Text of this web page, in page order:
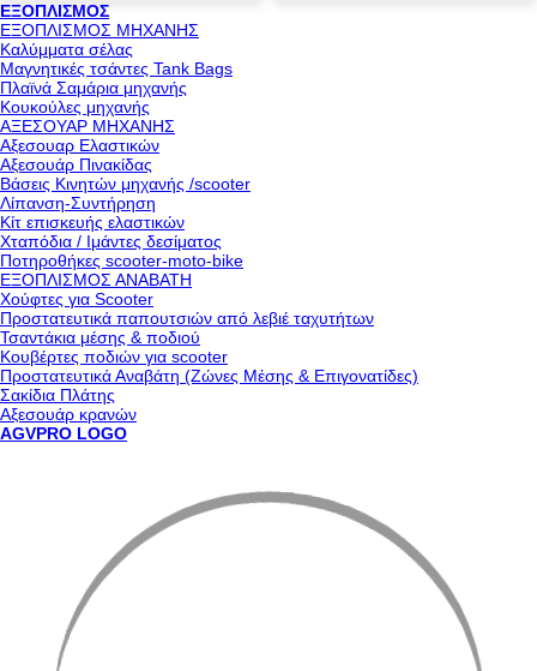
ΕΞΟΠΛΙΣΜΟΣ
ΕΞΟΠΛΙΣΜΟΣ ΜΗΧΑΝΗΣ
Καλύμματα σέλας
Μαγνητικές τσάντες Tank Bags
Πλαϊνά Σαμάρια μηχανής
Κουκούλες μηχανής
ΑΞΕΣΟΥΑΡ ΜΗΧΑΝΗΣ
Αξεσουαρ Ελαστικών
Αξεσουάρ Πινακίδας
Βάσεις Κινητών μηχανής /scooter
Λίπανση-Συντήρηση
Κίτ επισκευής ελαστικών
Χταπόδια / Ιμάντες δεσίματος
Ποτηροθήκες scooter-moto-bike
ΕΞΟΠΛΙΣΜΟΣ ΑΝΑΒΑΤΗ
Χούφτες για Scooter
Προστατευτικά παπουτσιών από λεβιέ ταχυτήτων
Τσαντάκια μέσης & ποδιού
Κουβέρτες ποδιών για scooter
Προστατευτικά Αναβάτη (Ζώνες Μέσης & Επιγονατίδες)
Σακίδια Πλάτης
Αξεσουάρ κρανών
AGVPRO LOGO